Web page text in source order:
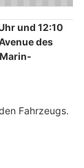
und 12:10
des
Fahrzeugs.